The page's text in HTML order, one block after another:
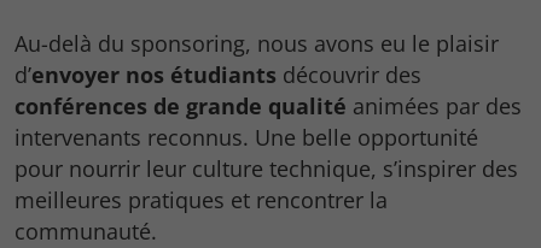
Au-delà du sponsoring, nous avons eu le plaisir
d’envoyer nos étudiants découvrir des
conférences de grande qualité animées par des
intervenants reconnus. Une belle opportunité
pour nourrir leur culture technique, s’inspirer des
meilleures pratiques et rencontrer la
communauté.